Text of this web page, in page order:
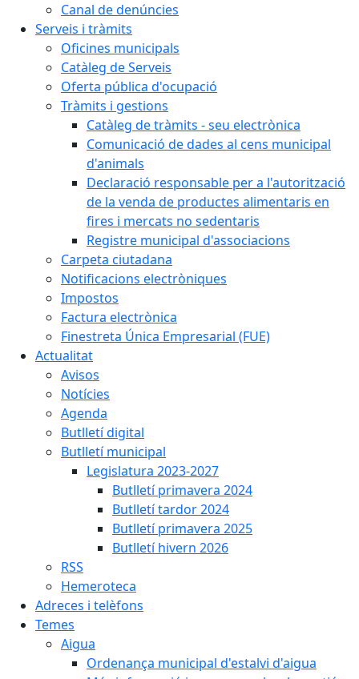
Canal de denúncies
Serveis i tràmits
Oficines municipals
Catàleg de Serveis
Oferta pública d'ocupació
Tràmits i gestions
Catàleg de tràmits - seu electrònica
Comunicació de dades al cens municipal
d'animals
Declaració responsable per a l'autorització
de la venda de productes alimentaris en
fires i mercats no sedentaris
Registre municipal d'associacions
Carpeta ciutadana
Notificacions electròniques
Impostos
Factura electrònica
Finestreta Única Empresarial (FUE)
Actualitat
Avisos
Notícies
Agenda
Butlletí digital
Butlletí municipal
Legislatura 2023-2027
Butlletí primavera 2024
Butlletí tardor 2024
Butlletí primavera 2025
Butlletí hivern 2026
RSS
Hemeroteca
Adreces i telèfons
Temes
Aigua
Ordenança municipal d'estalvi d'aigua